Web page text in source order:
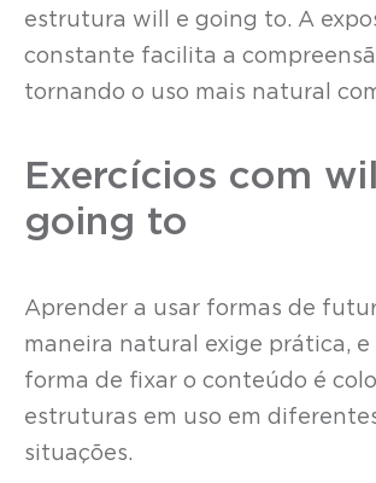
estrutura will e going to. A
constante facilita a
tornando o uso mais natural
Exercícios com
going to
Aprender a usar formas de
maneira natural exige prática, e
forma de fixar o conteúdo é
estruturas em uso em
situações.